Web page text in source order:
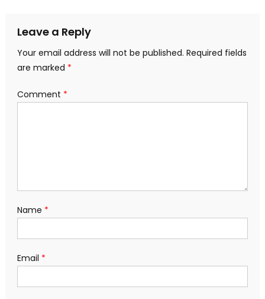
Leave a Reply
Your email address will not be published. Required fields
are marked *
Comment *
Name *
Email *